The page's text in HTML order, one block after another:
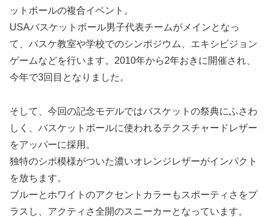
ットボールの複合イベント。
USAバスケットボール男子代表チームがメインとなっ
て、バスケ教室や学校でのシンポジウム、エキシビジョン
ゲームなどを行います。2010年から2年おきに開催され、
今年で3回目となりました。
そして、今回の記念モデルではバスケットの祭典にふさわ
しく、バスケットボールに使われるテクスチャードレザー
をアッパーに採用。
独特のシボ模様がついた濃いオレンジレザーがインパクト
を放ちます。
ブルーとホワイトのアクセントカラーもスポーティさをプ
ラスし、アクティさ全開のスニーカーとなっています。